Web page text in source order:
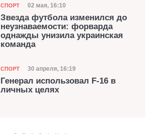
Категория
СПОРТ Дата публикации
02 мая, 16:10
Звезда футбола изменился до
неузнаваемости: форварда
однажды унизила украинская
команда
Категория
СПОРТ Дата публикации
30 апреля, 16:19
Генерал использовал F-16 в
личных целях